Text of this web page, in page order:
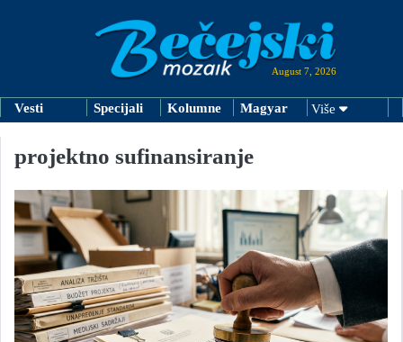
August 7, 2026
Vesti Specijali Kolumne Magyar Više
projektno sufinansiranje